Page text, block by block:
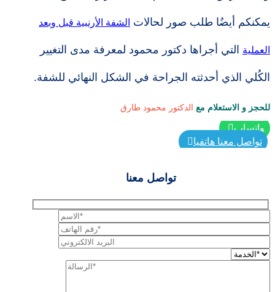
تواصل معنا
يمكنكم أيضُا طلب صور لحالات الشفة الأرنبية قبل وبعد
العملية التي أجراها دكتور محمود لمعرفة مدى التغيير
الكُلي الذي أحدثته الجراحة في الشكل النهائي للشفة.
للحجز و الاستعلام مع الدكتور محمود طارق
واتساب
تواصل معنا هاتفيا